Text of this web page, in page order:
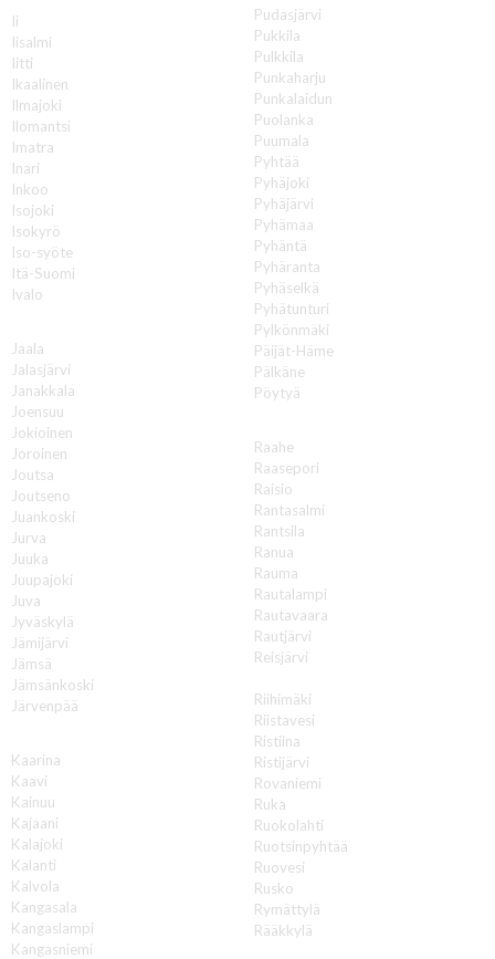
Ii
Iisalmi
Iitti
Ikaalinen
Ilmajoki
Ilomantsi
Imatra
Inari
Inkoo
Isojoki
Isokyrö
Iso-syöte
Itä-Suomi
Ivalo
Jaala
Jalasjärvi
Janakkala
Joensuu
Jokioinen
Joroinen
Joutsa
Joutseno
Juankoski
Jurva
Juuka
Juupajoki
Juva
Jyväskylä
Jämijärvi
Jämsä
Jämsänkoski
Järvenpää
Kaarina
Kaavi
Kainuu
Kajaani
Kalajoki
Kalanti
Kalvola
Kangasala
Kangaslampi
Kangasniemi
Pudasjärvi
Pukkila
Pulkkila
Punkaharju
Punkalaidun
Puolanka
Puumala
Pyhtää
Pyhäjoki
Pyhäjärvi
Pyhämaa
Pyhäntä
Pyhäranta
Pyhäselkä
Pyhätunturi
Pylkönmäki
Päijät-Häme
Pälkäne
Pöytyä
Raahe
Raasepori
Raisio
Rantasalmi
Rantsila
Ranua
Rauma
Rautalampi
Rautavaara
Rautjärvi
Reisjärvi
Riihimäki
Riistavesi
Ristiina
Ristijärvi
Rovaniemi
Ruka
Ruokolahti
Ruotsinpyhtää
Ruovesi
Rusko
Rymättylä
Rääkkylä